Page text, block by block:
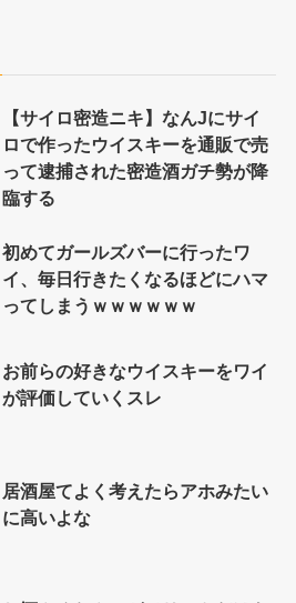
【サイロ密造ニキ】なんJにサイ
ロで作ったウイスキーを通販で売
って逮捕された密造酒ガチ勢が降
臨する
初めてガールズバーに行ったワ
イ、毎日行きたくなるほどにハマ
ってしまうｗｗｗｗｗｗ
お前らの好きなウイスキーをワイ
が評価していくスレ
居酒屋てよく考えたらアホみたい
に高いよな